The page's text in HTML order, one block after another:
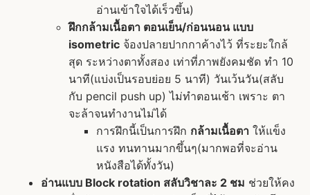
อ่านเข้าใจได้เร็วขึ้น)
ฝึกกล้ามเนื้อตา ตอนเย็น/ก่อนนอน แบบ
isometricจ้องปลายปากกาค้างไว้ ที่ระยะใกล้
สุด ระหว่างตาทั้งสอง เท่าที่ภาพยังคมชัด ทำ 10
นาที(แบ่งเป็นรอบย่อย 5 นาที) วันเว้นวัน(สลับ
กับ pencil push up) ไม่ทำตอนเช้า เพราะ ตา
จะล้าจนทำงานไม่ได้
การฝึกนี้เป็นการฝึก กล้ามเนื้อตาให้แข็ง
แรง ทนทานมากขึ้นๆ(มากพอที่จะอ่าน
หนังสือได้ทั้งวัน)
อ่านแบบ Block rotation สลับวิชาละ 2 ชม ช่วยให้คง